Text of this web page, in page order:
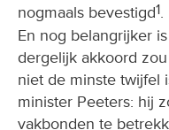
nogmaals bevestigd1.
En nog belangrijker
dergelijk akkoord
niet de minste twijfel
minister Peeters: hij
vakbonden te